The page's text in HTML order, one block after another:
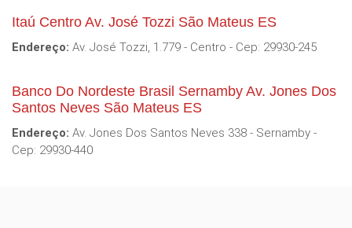
Itaú Centro Av. José Tozzi São Mateus ES
Endereço: Av. José Tozzi, 1.779 - Centro - Cep: 29930-245
Banco Do Nordeste Brasil Sernamby Av. Jones Dos
Santos Neves São Mateus ES
Endereço: Av. Jones Dos Santos Neves 338 - Sernamby -
Cep: 29930-440